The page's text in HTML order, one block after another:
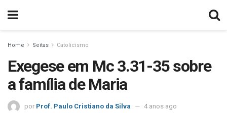
Home Seitas Catolicismo
Exegese em Mc 3.31-35 sobre
a família de Maria
por Prof. Paulo Cristiano da Silva 4 anos ago